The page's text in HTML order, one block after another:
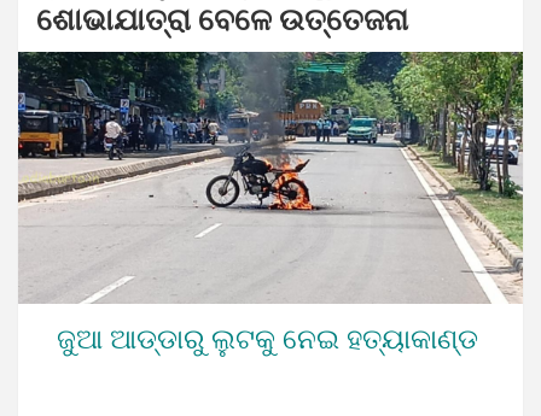
ଶୋଭାଯାତ୍ରା ବେଳେ ଉତ୍ତେଜନା
ଜୁଆ ଆଡ୍ଡାରୁ ଲୁଟକୁ ନେଇ ହତ୍ୟାକାଣ୍ଡ